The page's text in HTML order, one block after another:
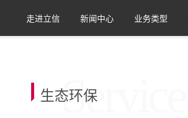
走进立信 新闻中心 业务类型
生态环保